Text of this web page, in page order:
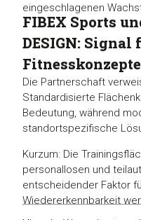
eingeschlagenen
FIBEX Sports
DESIGN:
Fitnesskonzepte
Die Partnerschaft
Standardisierte
Bedeutung, während
standortspezifische
Kurzum: Die
personallosen und
entscheidender Faktor
Wiedererkennbarkeit